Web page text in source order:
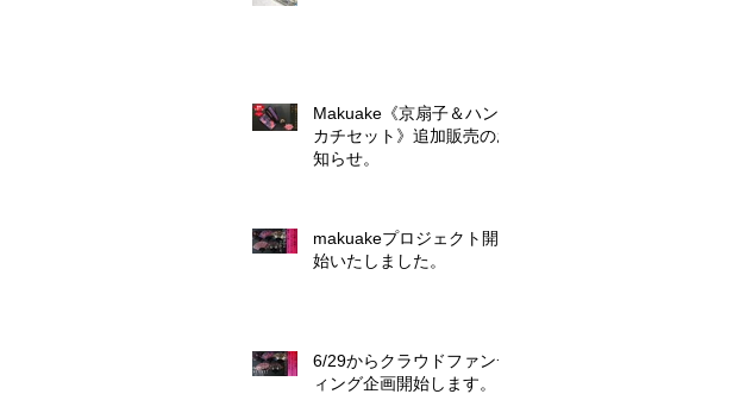
Makuake《京扇子＆ハン
カチセット》追加販売のお
知らせ。
makuakeプロジェクト開
始いたしました。
6/29からクラウドファンデ
ィング企画開始します。